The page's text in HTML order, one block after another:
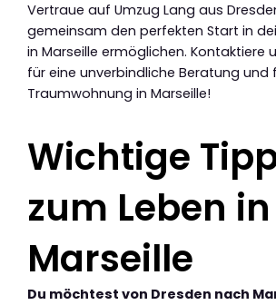
Vertraue auf Umzug Lang aus
gemeinsam den perfekten Start in
in Marseille ermöglichen. Kontaktiere
für eine unverbindliche Beratung und
Traumwohnung in Marseille!
Wichtige
zum Leben in
Marseille
Du möchtest von Dresden nach